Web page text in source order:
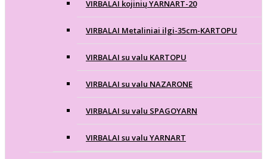
VIRBALAI kojinių YARNART-20
VIRBALAI Metaliniai ilgi-35cm-KARTOPU
VIRBALAI su valu KARTOPU
VIRBALAI su valu NAZARONE
VIRBALAI su valu SPAGOYARN
VIRBALAI su valu YARNART